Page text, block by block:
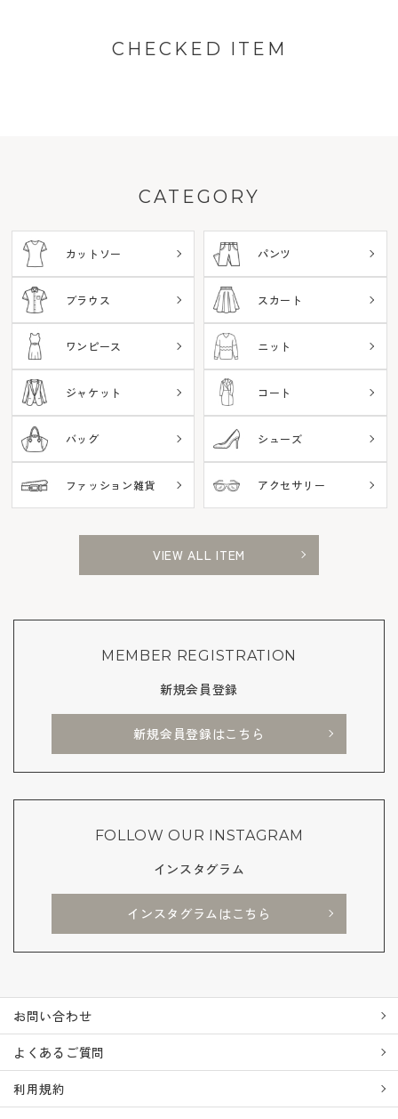
CHECKED ITEM
CATEGORY
カットソー パンツ
ブラウス スカート
ワンピース ニット
ジャケット コート
バッグ シューズ
ファッション雑貨 アクセサリー
VIEW ALL ITEM
MEMBER REGISTRATION
新規会員登録
新規会員登録はこちら
FOLLOW OUR INSTAGRAM
インスタグラム
インスタグラムはこちら
お問い合わせ
よくあるご質問
利用規約